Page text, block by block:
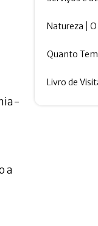
a
Natureza
Quanto
Livro de